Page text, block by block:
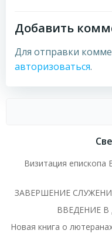
Добавить
Для отправки
авторизоваться.
Визитация епископа
ЗАВЕРШЕНИЕ
ВВЕДЕНИЕ
Новая книга о